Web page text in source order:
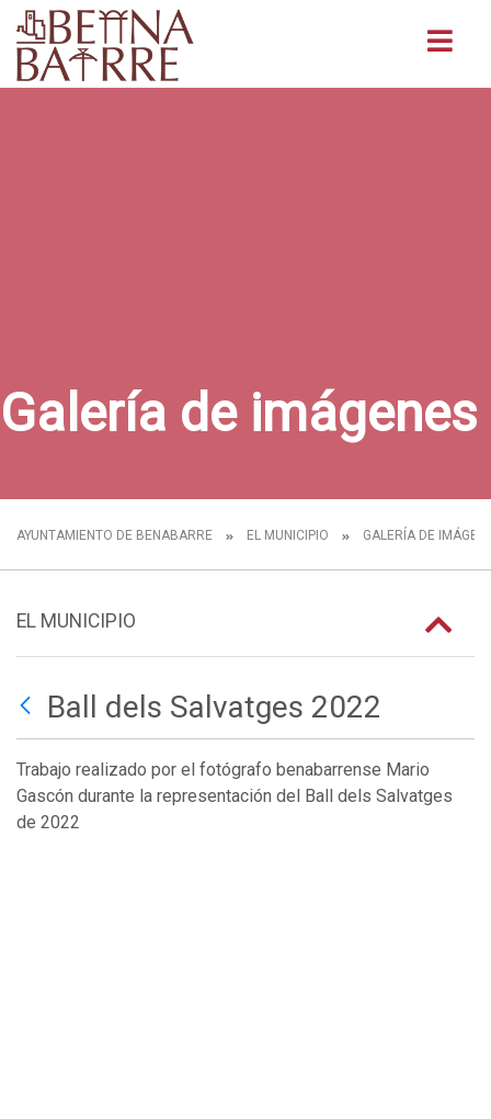
Galería de imágenes
AYUNTAMIENTO DE BENABARRE EL MUNICIPIO GALERÍA DE
EL MUNICIPIO
Ball dels Salvatges 2022
Trabajo realizado por el fotógrafo benabarrense Mario
Gascón durante la representación del Ball dels Salvatges
de 2022